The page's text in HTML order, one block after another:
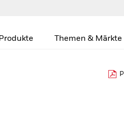
Produkte Themen & Märkte